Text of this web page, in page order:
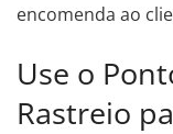
encomenda ao
Use o
Rastreio